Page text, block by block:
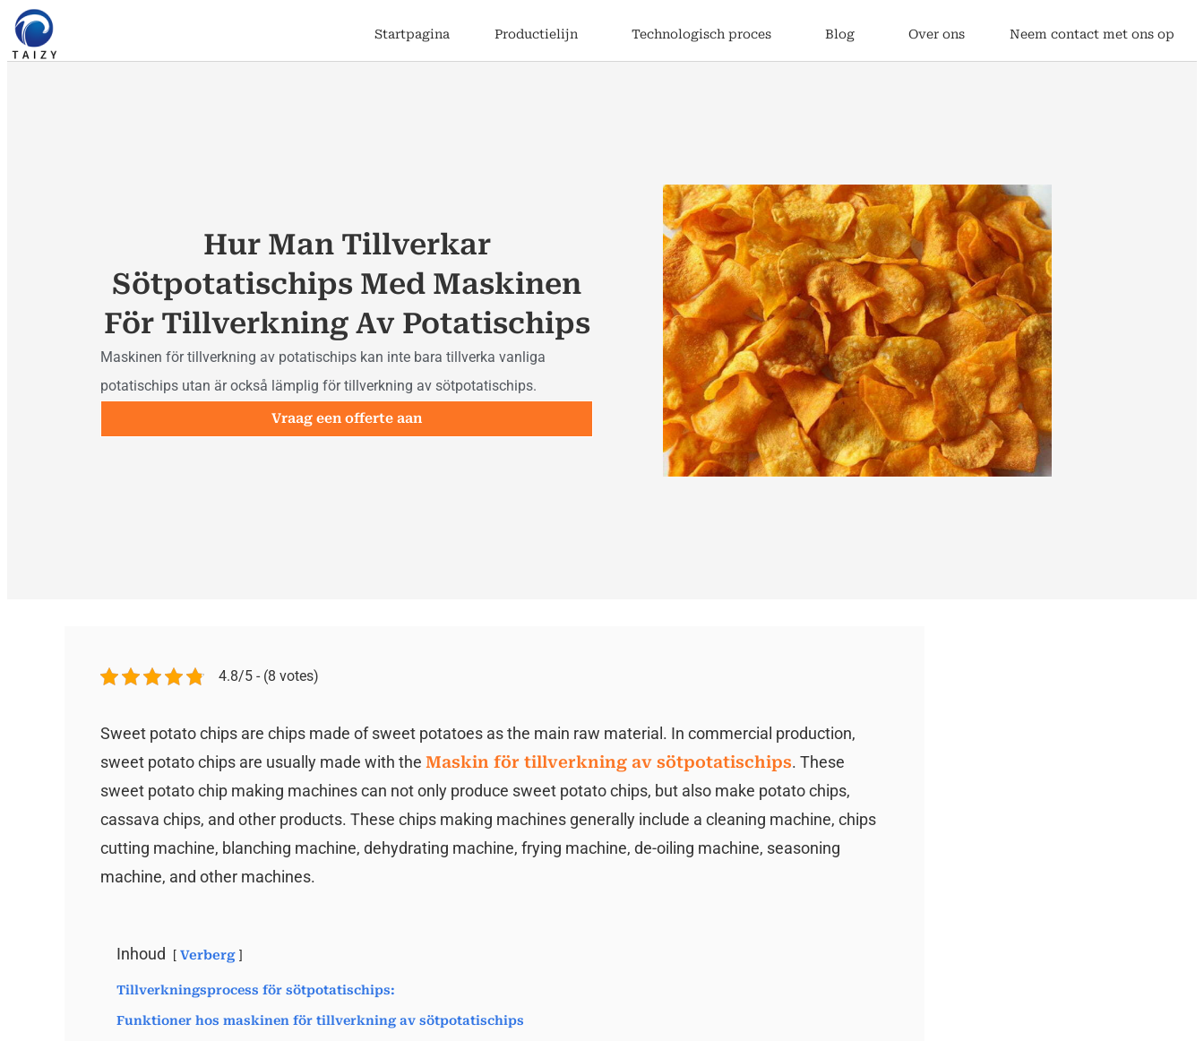
Startpagina Productielijn Technologisch proces Blog Over ons Neem contact met ons op
Hur Man Tillverkar
Sötpotatischips Med Maskinen
För Tillverkning Av Potatischips
Maskinen för tillverkning av potatischips kan inte bara tillverka vanliga
potatischips utan är också lämplig för tillverkning av sötpotatischips.
Vraag een offerte aan
4.8/5 - (8 votes)
Sweet potato chips are chips made of sweet potatoes as the main raw material. In commercial production,
sweet potato chips are usually made with the Maskin för tillverkning av sötpotatischips. These
sweet potato chip making machines can not only produce sweet potato chips, but also make potato chips,
cassava chips, and other products. These chips making machines generally include a cleaning machine, chips
cutting machine, blanching machine, dehydrating machine, frying machine, de-oiling machine, seasoning
machine, and other machines.
Inhoud Verberg
Tillverkningsprocess för sötpotatischips:
Funktioner hos maskinen för tillverkning av sötpotatischips